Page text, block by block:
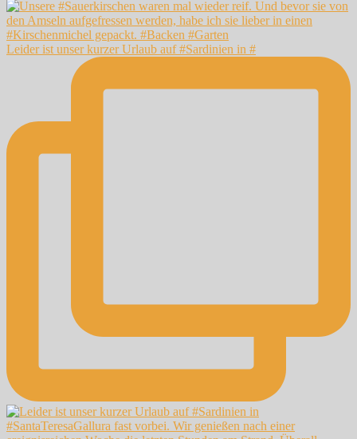
Leider ist unser kurzer Urlaub auf #Sardinien in #